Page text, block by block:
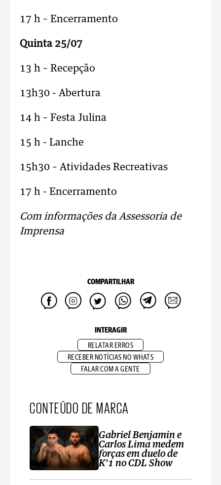
17 h – Encerramento
Quinta 25/07
13 h – Recepção
13h30 - Abertura
14 h – Festa Julina
15 h - Lanche
15h30 – Atividades Recreativas
17 h - Encerramento
Com informações da Assessoria de
Imprensa
COMPARTILHAR
INTERAGIR
RELATAR ERROS
RECEBER NOTÍCIAS NO WHATS
FALAR COM A GENTE
CONTEÚDO DE MARCA
Gabriel Benjamin e
Carlos Lima medem
forças em duelo de
K’1 no CDL Show